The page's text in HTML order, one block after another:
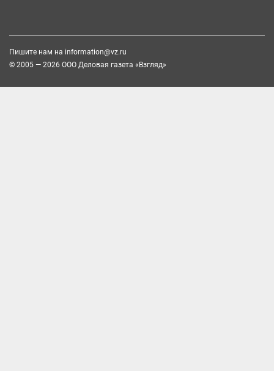
Пишите нам на information@vz.ru
© 2005 — 2026 ООО Деловая газета «Взгляд»